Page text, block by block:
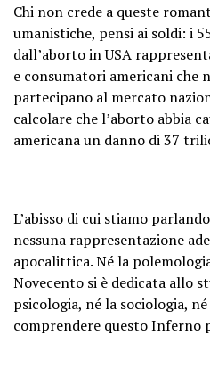
Chi non crede a queste
umanistiche, pensi ai soldi: i
dall’aborto in USA
e consumatori americani che
partecipano al mercato
calcolare che l’aborto abbia
americana un danno di 37
L’abisso di cui stiamo
nessuna rappresentazione
apocalittica. Né la
Novecento si è dedicata allo
psicologia, né la sociologia,
comprendere questo Inferno